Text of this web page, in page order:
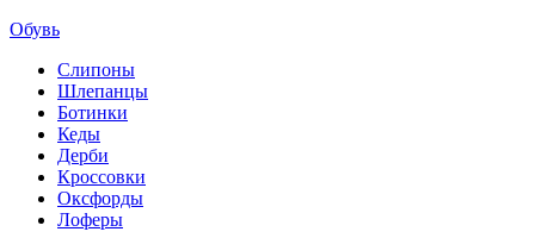
Обувь
Слипоны
Шлепанцы
Ботинки
Кеды
Дерби
Кроссовки
Оксфорды
Лоферы